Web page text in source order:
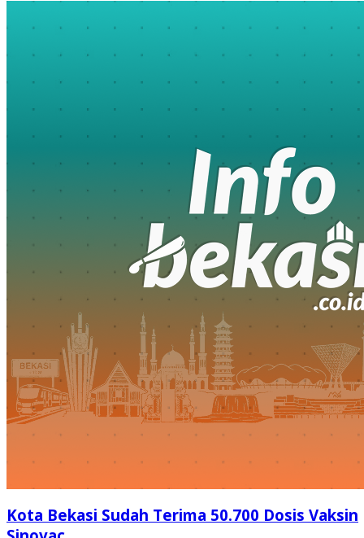
Kota Bekasi Sudah Terima 50.700 Dosis Vaksin